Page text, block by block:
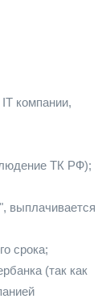
компании,
ТК РФ);
выплачивается
срока;
(так как